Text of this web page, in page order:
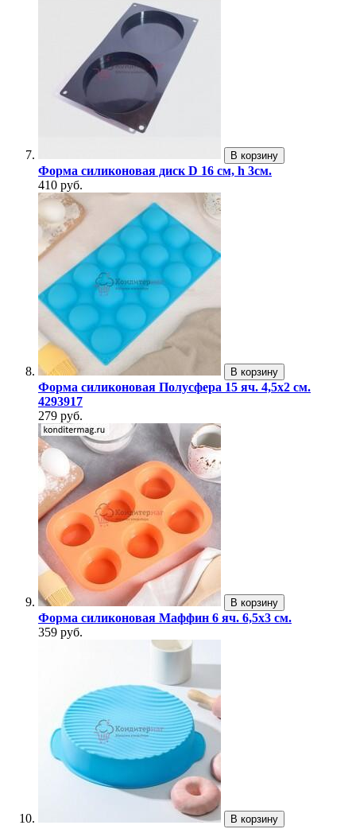
В корзину
Форма силиконовая диск D 16 см, h 3см.
410 руб.
В корзину
Форма силиконовая Полусфера 15 яч. 4,5х2 см.
4293917
279 руб.
В корзину
Форма силиконовая Маффин 6 яч. 6,5х3 см.
359 руб.
В корзину